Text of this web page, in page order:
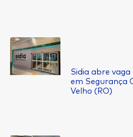
Sidia abre
em Segurança
Velho (RO)